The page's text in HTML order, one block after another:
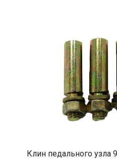
Клин педального